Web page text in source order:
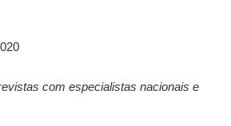
com especialistas nacionais e